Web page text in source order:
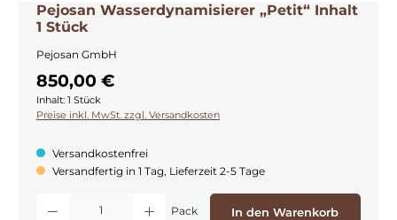
Pejosan Wasserdynamisierer „Petit“ Inhalt
1 Stück
Pejosan GmbH
850,00 €
Inhalt: 1 Stück
Preise inkl. MwSt. zzgl. Versandkosten
Versandkostenfrei
Versandfertig in 1 Tag, Lieferzeit 2-5 Tage
Produkt Anzahl: Gib den gewünschten Wert ein oder benutze die
Pack In den Warenkorb